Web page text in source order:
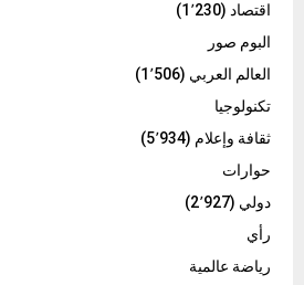
اقتصاد (1٬230)
البوم صور
العالم العربي (1٬506)
تكنولوجيا
ثقافة وإعلام (5٬934)
حوارات
دولي (2٬927)
رأي
رياضة عالمية